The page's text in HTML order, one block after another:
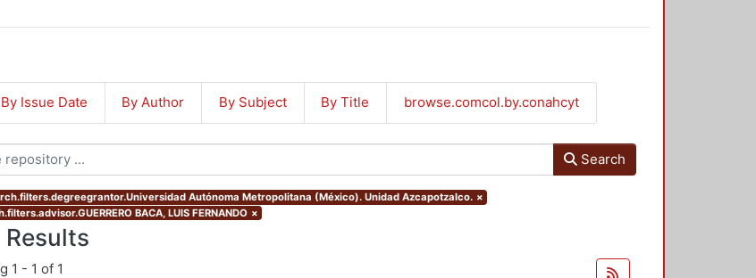
By Issue Date By Author By Subject By Title browse.comcol.by.conahcyt
Search
Autónoma Metropolitana (México). Unidad Azcapotzalco. ×
BACA, LUIS FERNANDO ×
Results
1 - 1 of 1